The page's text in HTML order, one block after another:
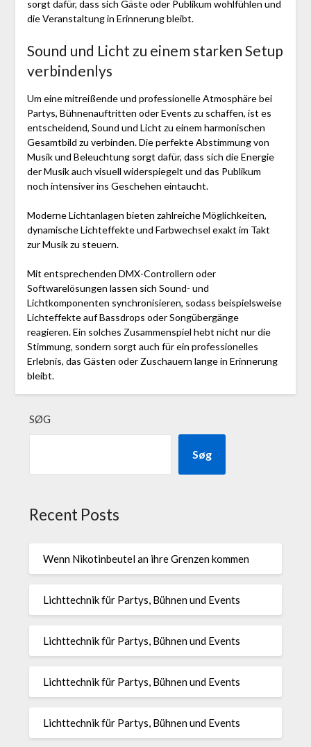
sorgt dafür, dass sich Gäste oder Publikum wohlfühlen und
die Veranstaltung in Erinnerung bleibt.
Sound und Licht zu einem starken Setup
verbindenlys
Um eine mitreißende und professionelle Atmosphäre bei
Partys, Bühnenauftritten oder Events zu schaffen, ist es
entscheidend, Sound und Licht zu einem harmonischen
Gesamtbild zu verbinden. Die perfekte Abstimmung von
Musik und Beleuchtung sorgt dafür, dass sich die Energie
der Musik auch visuell widerspiegelt und das Publikum
noch intensiver ins Geschehen eintaucht.
Moderne Lichtanlagen bieten zahlreiche Möglichkeiten,
dynamische Lichteffekte und Farbwechsel exakt im Takt
zur Musik zu steuern.
Mit entsprechenden DMX-Controllern oder
Softwarelösungen lassen sich Sound- und
Lichtkomponenten synchronisieren, sodass beispielsweise
Lichteffekte auf Bassdrops oder Songübergänge
reagieren. Ein solches Zusammenspiel hebt nicht nur die
Stimmung, sondern sorgt auch für ein professionelles
Erlebnis, das Gästen oder Zuschauern lange in Erinnerung
bleibt.
SØG
Søg
Recent Posts
Wenn Nikotinbeutel an ihre Grenzen kommen
Lichttechnik für Partys, Bühnen und Events
Lichttechnik für Partys, Bühnen und Events
Lichttechnik für Partys, Bühnen und Events
Lichttechnik für Partys, Bühnen und Events